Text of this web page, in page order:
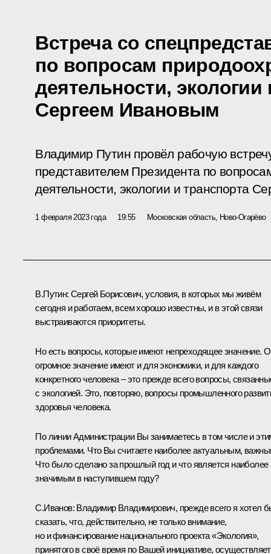
Встреча со
по вопросам
деятельности, экологии
Сергеем Ивановым
Владимир Путин провёл рабочую
представителем Президента по
деятельности, экологии и транспорта
1 февраля 2023 года 19:55 Московская область, Ново-Огарёво
В.Путин: Сергей Борисович, условия, в которых мы живём
сегодня и работаем, всем хорошо известны, и в этой связи
выстраиваются приоритеты.
Но есть вопросы, которые имеют непреходящее значение.
огромное значение имеют и для экономики, и для каждого
конкретного человека – это прежде всего вопросы,
с экологией. Это, повторяю, вопросы промышленного
здоровья человека.
По линии Администрации Вы занимаетесь в том числе и
проблемами. Что Вы считаете наиболее актуальным,
Что было сделано за прошлый год и что является наиболее
значимым в наступившем году?
С.Иванов: Владимир Владимирович, прежде всего я хотел
сказать, что, действительно, не только внимание,
но и финансирование национального проекта «Экология»,
принятого в своё время по Вашей инициативе,